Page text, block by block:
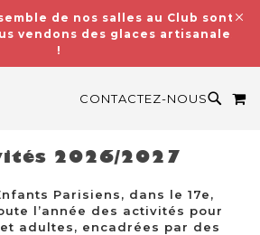
de nos salles au Club sont
vendons des glaces artisanales
!
CONTACTEZ-NOUS
2026/2027
Parisiens, dans le 17e,
l’année des activités pour
adultes, encadrées par des